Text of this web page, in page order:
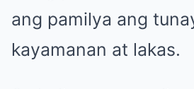
ang pamilya ang
kayamanan at lakas.